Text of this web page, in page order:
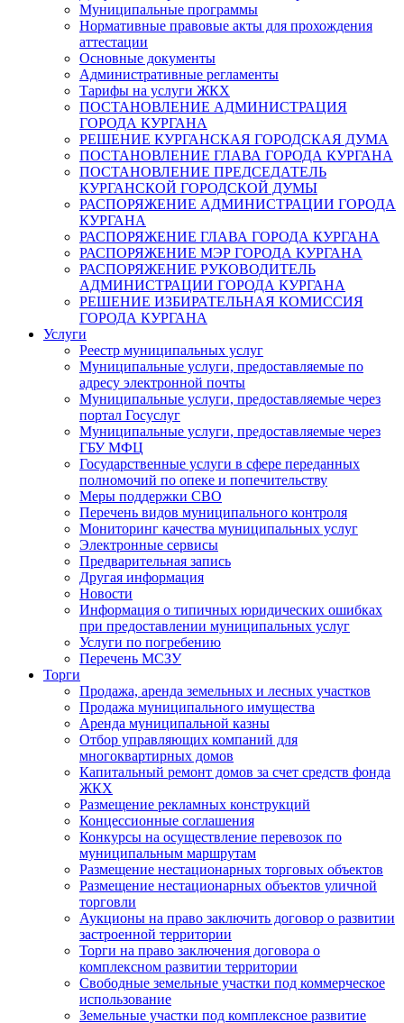
Муниципальные программы
Нормативные правовые акты для прохождения
аттестации
Основные документы
Административные регламенты
Тарифы на услуги ЖКХ
ПОСТАНОВЛЕНИЕ АДМИНИСТРАЦИЯ
ГОРОДА КУРГАНА
РЕШЕНИЕ КУРГАНСКАЯ ГОРОДСКАЯ ДУМА
ПОСТАНОВЛЕНИЕ ГЛАВА ГОРОДА КУРГАНА
ПОСТАНОВЛЕНИЕ ПРЕДСЕДАТЕЛЬ
КУРГАНСКОЙ ГОРОДСКОЙ ДУМЫ
РАСПОРЯЖЕНИЕ АДМИНИСТРАЦИИ ГОРОДА
КУРГАНА
РАСПОРЯЖЕНИЕ ГЛАВА ГОРОДА КУРГАНА
РАСПОРЯЖЕНИЕ МЭР ГОРОДА КУРГАНА
РАСПОРЯЖЕНИЕ РУКОВОДИТЕЛЬ
АДМИНИСТРАЦИИ ГОРОДА КУРГАНА
РЕШЕНИЕ ИЗБИРАТЕЛЬНАЯ КОМИССИЯ
ГОРОДА КУРГАНА
Услуги
Реестр муниципальных услуг
Муниципальные услуги, предоставляемые по
адресу электронной почты
Муниципальные услуги, предоставляемые через
портал Госуслуг
Муниципальные услуги, предоставляемые через
ГБУ МФЦ
Государственные услуги в сфере переданных
полномочий по опеке и попечительству
Меры поддержки СВО
Перечень видов муниципального контроля
Мониторинг качества муниципальных услуг
Электронные сервисы
Предварительная запись
Другая информация
Новости
Информация о типичных юридических ошибках
при предоставлении муниципальных услуг
Услуги по погребению
Перечень МСЗУ
Торги
Продажа, аренда земельных и лесных участков
Продажа муниципального имущества
Аренда муниципальной казны
Отбор управляющих компаний для
многоквартирных домов
Капитальный ремонт домов за счет средств фонда
ЖКХ
Размещение рекламных конструкций
Концессионные соглашения
Конкурсы на осуществление перевозок по
муниципальным маршрутам
Размещение нестационарных торговых объектов
Размещение нестационарных объектов уличной
торговли
Аукционы на право заключить договор о развитии
застроенной территории
Торги на право заключения договора о
комплексном развитии территории
Свободные земельные участки под коммерческое
использование
Земельные участки под комплексное развитие